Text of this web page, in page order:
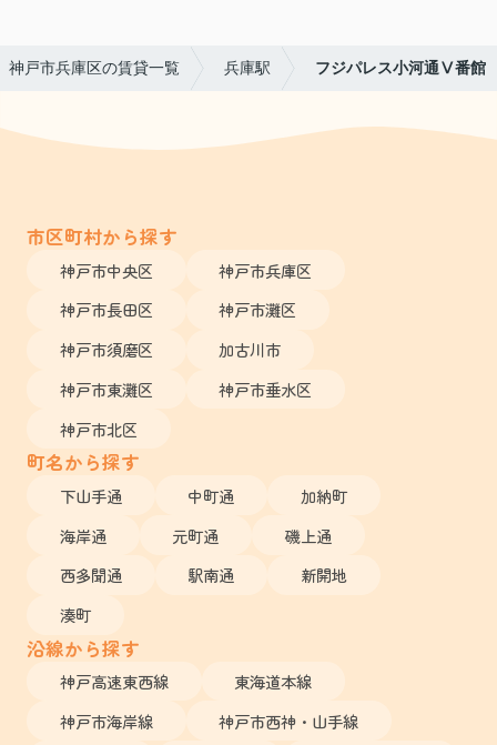
神戸市兵庫区の賃貸一覧 兵庫駅 フジパレス小河通Ⅴ番館
市区町村から探す
神戸市中央区
神戸市兵庫区
神戸市長田区
神戸市灘区
神戸市須磨区
加古川市
神戸市東灘区
神戸市垂水区
神戸市北区
町名から探す
下山手通 中町通
加納町
海岸通
元町通
磯上通
西多聞通
駅南通
新開地
湊町
沿線から探す
神戸高速東西線
東海道本線
神戸市海岸線
神戸市西神・山手線